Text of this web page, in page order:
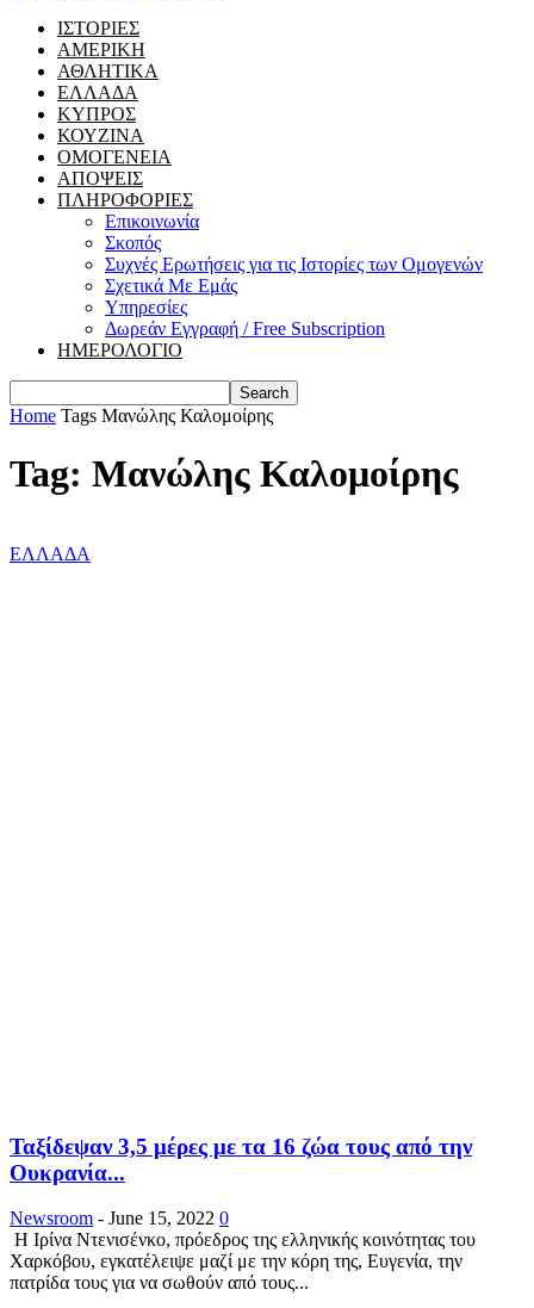
ΙΣΤΟΡΙΕΣ
ΑΜΕΡΙΚΗ
ΑΘΛΗΤΙΚΑ
ΕΛΛΑΔΑ
ΚΥΠΡΟΣ
ΚΟΥΖΙΝΑ
ΟΜΟΓΕΝΕΙΑ
ΑΠΟΨΕΙΣ
ΠΛΗΡΟΦΟΡΙΕΣ
Επικοινωνία
Σκοπός
Συχνές Ερωτήσεις για τις Ιστορίες των Ομογενών
Σχετικά Με Εμάς
Υπηρεσίες
Δωρεάν Εγγραφή / Free Subscription
ΗΜΕΡΟΛΟΓΙΟ
Home Tags Μανώλης Καλομοίρης
Tag: Μανώλης Καλομοίρης
ΕΛΛΑΔΑ
Ταξίδεψαν 3,5 μέρες με τα 16 ζώα τους από την
Ουκρανία...
Newsroom - June 15, 2022 0
Η Ιρίνα Ντενισένκο, πρόεδρος της ελληνικής κοινότητας του
Χαρκόβου, εγκατέλειψε μαζί με την κόρη της, Ευγενία, την
πατρίδα τους για να σωθούν από τους...